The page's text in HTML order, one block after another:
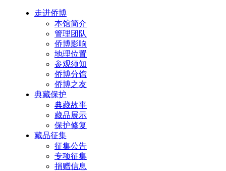
走进侨博
本馆简介
管理团队
侨博影响
地理位置
参观须知
侨博分馆
侨博之友
典藏保护
典藏故事
藏品展示
保护修复
藏品征集
征集公告
专项征集
捐赠信息